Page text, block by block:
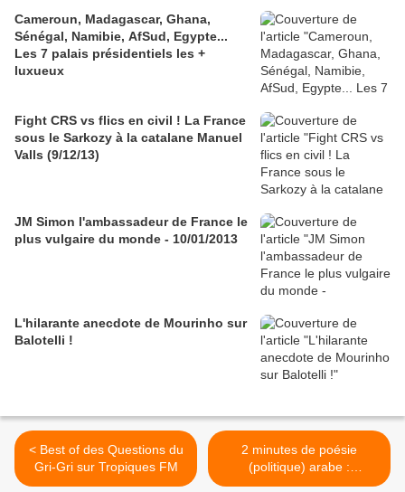
Cameroun, Madagascar, Ghana,
Sénégal, Namibie, AfSud, Egypte...
Les 7 palais présidentiels les +
luxueux
Fight CRS vs flics en civil ! La France
sous le Sarkozy à la catalane Manuel
Valls (9/12/13)
JM Simon l'ambassadeur de France le
plus vulgaire du monde - 10/01/2013
L'hilarante anecdote de Mourinho sur
Balotelli !
< Best of des Questions du
Gri-Gri sur Tropiques FM
2 minutes de poésie
(politique) arabe :
Boumedienne au Festival